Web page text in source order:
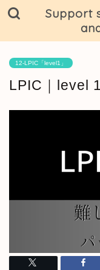
Support
12-LPIC「level1」
LPIC｜level